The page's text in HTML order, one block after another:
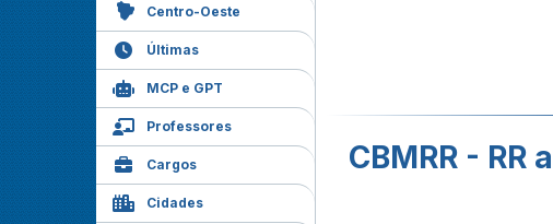
Centro-Oeste
Últimas
MCP e GPT
Professores
Cargos
Cidades
CBMRR -